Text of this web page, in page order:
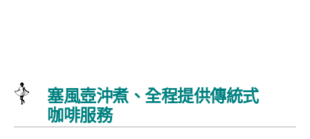
塞風壺沖煮、全程提供傳統式
咖啡服務